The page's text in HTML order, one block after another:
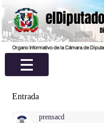
elDiputado
Organo Informativo de la Cámara de
Entrada
prensacd